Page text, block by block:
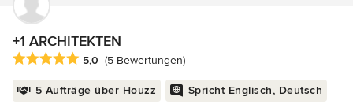
+1 ARCHITEKTEN
Durchschnittliche Bewertung: 5 von 5 Sternen
5,0 (5 Bewertungen)
5 Aufträge über Houzz Spricht Englisch, Deutsch